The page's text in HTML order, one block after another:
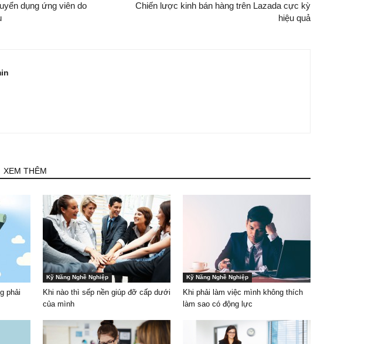
dụng ứng viên do
Chiến lược kinh bán hàng trên Lazada cực kỳ
hiệu quả
XEM THÊM
phải
Kỹ Năng Nghề Nghiệp
Khi nào thì sếp nền giúp đỡ cấp dưới
của mình
Kỹ Năng Nghề Nghiệp
Khi phải làm việc mình không thích
làm sao có động lực